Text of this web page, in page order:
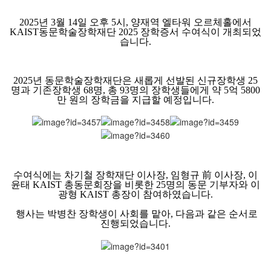
2025년 3월 14일 오후 5시, 양재역 엘타워 오르체홀에서
KAIST동문학술장학재단 2025 장학증서 수여식이 개최되었
습니다.
2025년 동문학술장학재단은 새롭게 선발된 신규장학생 25
명과 기존장학생 68명, 총 93명의 장학생들에게 약 5억 5800
만 원의 장학금을 지급할 예정입니다.
수여식에는 차기철 장학재단 이사장, 임형규 前 이사장, 이
윤태 KAIST 총동문회장을 비롯한 25명의 동문 기부자와 이
광형 KAIST 총장이 참여하였습니다.
행사는 박병찬 장학생이 사회를 맡아, 다음과 같은 순서로
진행되었습니다.